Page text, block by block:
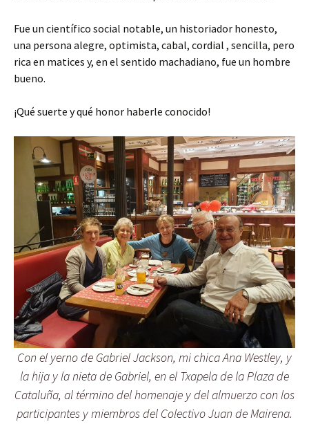
Fue un científico social notable, un historiador honesto,
una persona alegre, optimista, cabal, cordial , sencilla, pero
rica en matices y, en el sentido machadiano, fue un hombre
bueno.
¡Qué suerte y qué honor haberle conocido!
Con el yerno de Gabriel Jackson, mi chica Ana Westley, y
la hija y la nieta de Gabriel, en el Txapela de la Plaza de
Cataluña, al término del homenaje y del almuerzo con los
participantes y miembros del Colectivo Juan de Mairena.